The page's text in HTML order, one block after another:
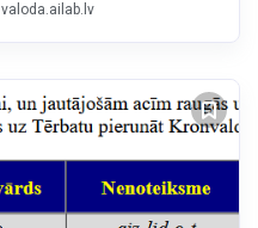
valoda.ailab.lv